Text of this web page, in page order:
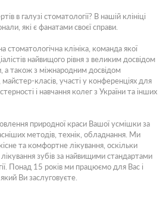
в галузі стоматології? В нашій клініці
які є фанатами своєї справи.
стоматологічна клініка, команда якої
найвищого рівня з великим досвідом
а також з міжнародним досвідом
класів, участі у конференціях для
і навчання колег з України та інших
природної краси Вашої усмішки за
методів, технік, обладнання. Ми
та комфортне лікування, оскільки
зубів за найвищими стандартами
Понад 15 років ми працюємо для Вас і
Ви заслуговуєте.